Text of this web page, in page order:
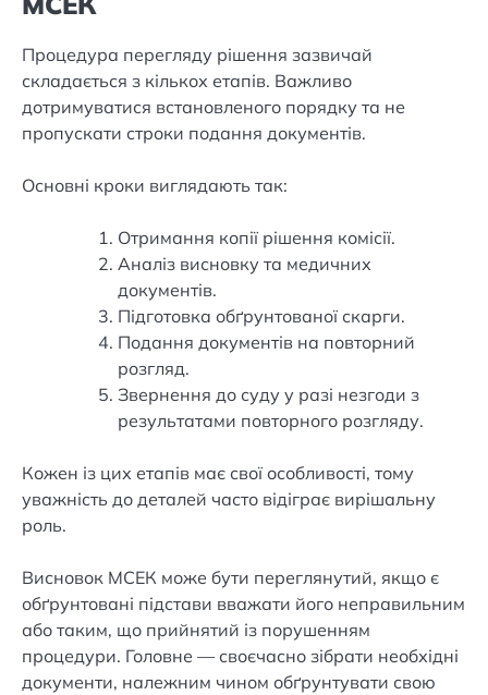
Процедура перегляду рішення зазвичай
складається з кількох етапів. Важливо
дотримуватися встановленого порядку та не
пропускати строки подання документів.
Основні кроки виглядають так:
Отримання копії рішення комісії.
Аналіз висновку та медичних
документів.
Підготовка обґрунтованої скарги.
Подання документів на повторний
розгляд.
Звернення до суду у разі незгоди з
результатами повторного розгляду.
Кожен із цих етапів має свої особливості, тому
уважність до деталей часто відіграє вирішальну
роль.
Висновок МСЕК може бути переглянутий, якщо є
обґрунтовані підстави вважати його неправильним
або таким, що прийнятий із порушенням
процедури. Головне — своєчасно зібрати необхідні
документи, належним чином обґрунтувати свою